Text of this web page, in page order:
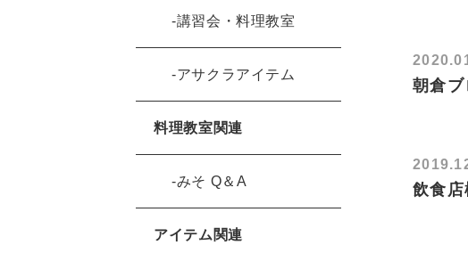
朝倉ブ
飲食店
講習会・料理教室
アサクラアイテム
料理教室関連
みそ Q＆A
アイテム関連